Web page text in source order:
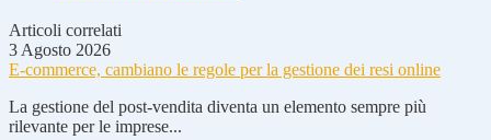
Articoli correlati
3 Agosto 2026
E-commerce, cambiano le regole per la gestione dei resi online
La gestione del post-vendita diventa un elemento sempre più
rilevante per le imprese...